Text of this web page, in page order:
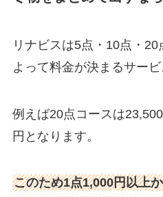
リナビスは5点・10点・
よって料金が決まるサービ
例えば20点コースは
円となります。
このため1点1,000円以上